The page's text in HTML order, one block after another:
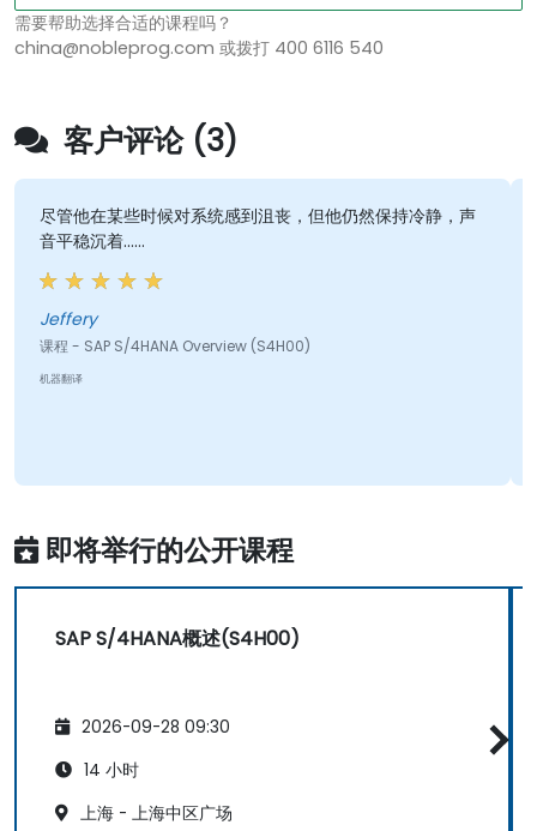
需要帮助选择合适的课程吗？
china@nobleprog.com 或拨打 400 6116 540
客户评论 (3)
尽管他在某些时候对系统感到沮丧，但他仍然保持冷静，声
音平稳沉着……
Jeffery
课程 - SAP S/4HANA Overview (S4H00)
机器翻译
即将举行的公开课程
SAP S/4HANA概述(S4H00)
2026-09-28 09:30
14 小时
上海 - 上海中区广场